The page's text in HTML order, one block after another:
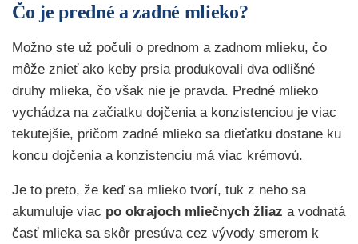
Čo je predné a zadné mlieko?
Možno ste už počuli o prednom a zadnom mlieku, čo
môže znieť ako keby prsia produkovali dva odlišné
druhy mlieka, čo však nie je pravda. Predné mlieko
vychádza na začiatku dojčenia a konzistenciou je viac
tekutejšie, pričom zadné mlieko sa dieťatku dostane ku
koncu dojčenia a konzistenciu má viac krémovú.
Je to preto, že keď sa mlieko tvorí, tuk z neho sa
akumuluje viac po okrajoch mliečnych žliaz a vodnatá
časť mlieka sa skôr presúva cez vývody smerom k